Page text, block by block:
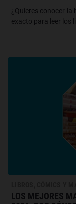
¿Quieres conocer la
exacto para leer los
LOS MEJORES